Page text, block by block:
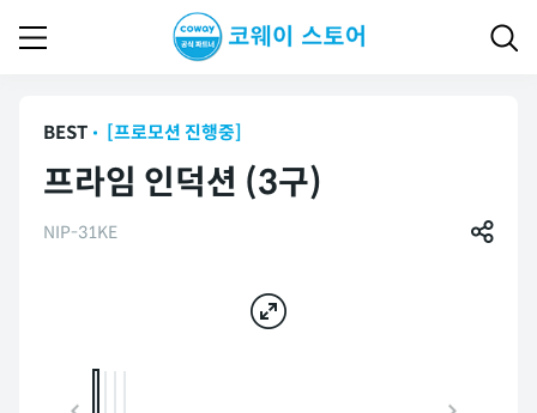
BEST [프로모션 진행중]
프라임 인덕션 (3구)
NIP-31KE